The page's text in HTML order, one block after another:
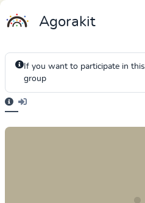
Agorakit
If you want to participate in this
group